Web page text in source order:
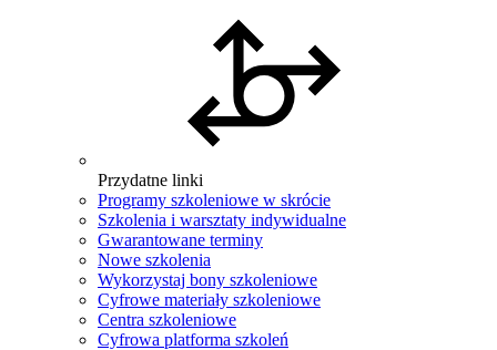
Przydatne linki
Programy szkoleniowe w skrócie
Szkolenia i warsztaty indywidualne
Gwarantowane terminy
Nowe szkolenia
Wykorzystaj bony szkoleniowe
Cyfrowe materiały szkoleniowe
Centra szkoleniowe
Cyfrowa platforma szkoleń